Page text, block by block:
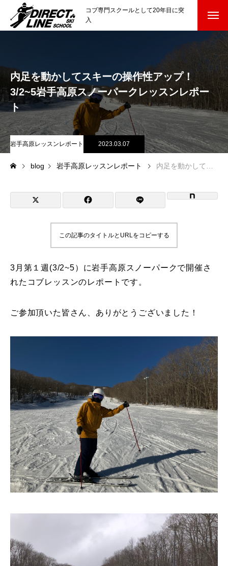
コブ専門スクールとして20年目に突
入
コンセプトと開催スキー場
参加までの流れ
レッスン料金
参加費のお支払い
各会場の集合場所
スキー場から選ぶ Ski Area
鷲ヶ岳＆高鷲スノーパーク
宮城山形
Lesson Theme
初級1
初級2
中級1
中級2
特別講座
Instructor
インストラクター募集
内足を動かしてスキーの操作性アップ！
3/2~5岩手高原スノーパークレッスンレポー
ト
岩手高原レッスンレポート 2023.03.07
blog 岩手高原レッスンレポート 内足を動かしてスキーの操作性アップ！3/2~5岩手高原スノーパークレッスンレポート
この記事のタイトルとURLをコピーする
3月第１週(3/2~5）に岩手高原スノーパークで開催さ
れたコブレッスンのレポートです。
ご参加頂いた皆さん、ありがとうございました！